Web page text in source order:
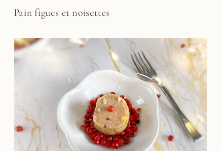
Pain figues et noisettes